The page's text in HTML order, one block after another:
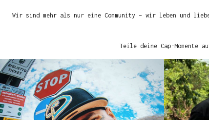
Wir sind mehr als nur eine Community – wir leben und
Teile deine Cap-Momente